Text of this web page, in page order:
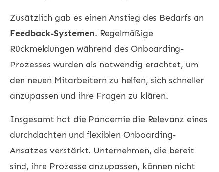
Zusätzlich gab es einen Anstieg des Bedarfs an
Feedback-Systemen. Regelmäßige
Rückmeldungen während des Onboarding-
Prozesses wurden als notwendig erachtet, um
den neuen Mitarbeitern zu helfen, sich schneller
anzupassen und ihre Fragen zu klären.
Insgesamt hat die Pandemie die Relevanz eines
durchdachten und flexiblen Onboarding-
Ansatzes verstärkt. Unternehmen, die bereit
sind, ihre Prozesse anzupassen, können nicht